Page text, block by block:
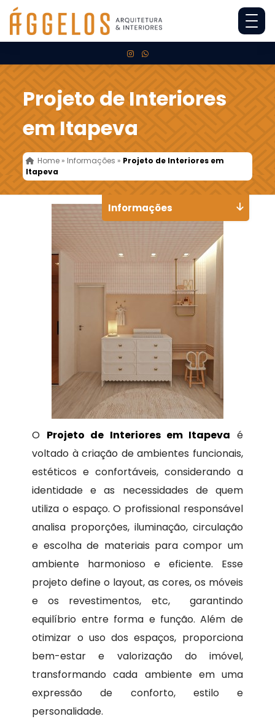
Projeto de Interiores
em Itapeva
Home » Informações » Projeto de Interiores em
Itapeva
O Projeto de Interiores em Itapeva é
voltado à criação de ambientes funcionais,
estéticos e confortáveis, considerando a
identidade e as necessidades de quem
utiliza o espaço. O profissional responsável
analisa proporções, iluminação, circulação
e escolha de materiais para compor um
ambiente harmonioso e eficiente. Esse
projeto define o layout, as cores, os móveis
e os revestimentos, etc, garantindo
equilíbrio entre forma e função. Além de
otimizar o uso dos espaços, proporciona
bem-estar e valorização do imóvel,
transformando cada ambiente em uma
expressão de conforto, estilo e
personalidade.
Informações